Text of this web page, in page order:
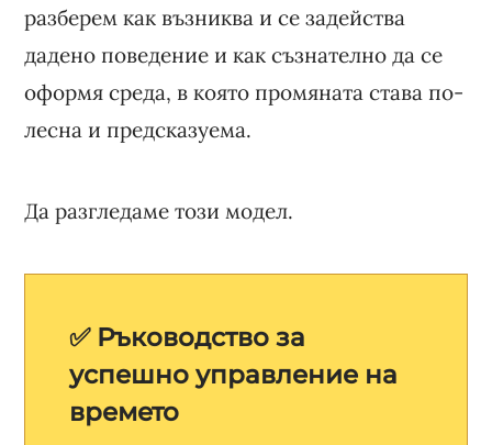
разберем как възниква и се задейства
дадено поведение и как съзнателно да се
оформя среда, в която промяната става по-
лесна и предсказуема.
Да разгледаме този модел.
✅ Ръководство за
успешно управление на
времето